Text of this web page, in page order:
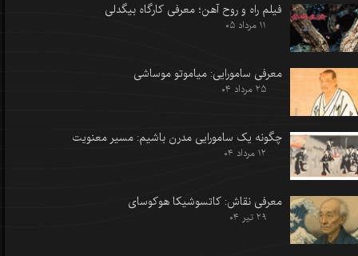
فیلم راه و روح آهن؛ معرفی کارگاه بیگدلی
۱۱ مرداد ۰۵
معرفی سامورایی: میاموتو موساشی
۲۵ مرداد ۰۴
چگونه یک سامورایی مدرن باشیم: مسیر معنویت
۱۲ مرداد ۰۴
معرفی نقاش: کاتسوشیکا هوکوسای
۲۹ تیر ۰۴